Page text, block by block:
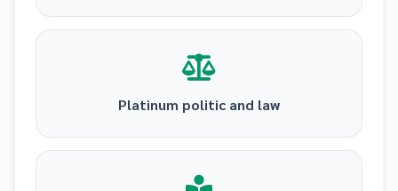
Platinum politic and law